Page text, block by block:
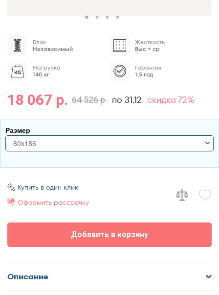
Блок
Независимый
Жесткость
Выс + ср
Нагрузка
140 кг
Гарантия
1,5 год
64 526 р.
18 067 р. по 31.12 скидка 72%
Размер
80x186
80x186
80x190
80x195
90x186
90x200
120x190
Добавить в корзину
Купить в один клик
Оформить рассрочку
Описание